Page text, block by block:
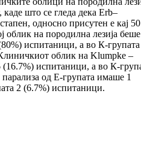
што се гледа дека Erb–
од­нос­но присутен е кај 50
облик на породилна лезија беше
испитаници, а во К-групата
облик на Klumpke –
испитаници, а во К-
од Е-групата имаше 1
2 (6.7%) испитаници.